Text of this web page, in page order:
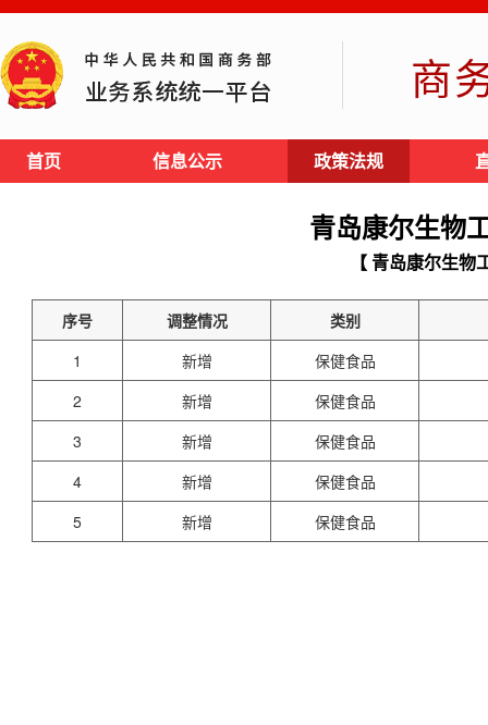
商
首页 信息公示 政策法规
青岛康尔生物
【 青岛康尔生
序号 调整情况
类别
1
新增
保健食品
2
新增
保健食品
3
新增
保健食品
4
新增
保健食品
5
新增 保健食品